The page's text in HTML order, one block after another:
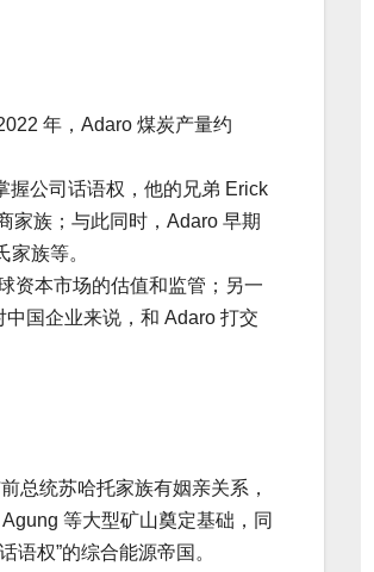
年，Adaro 煤炭产量约
握公司话语权，他的兄弟 Erick
家族；与此同时，Adaro 早期
族等。
资本市场的估值和监管；另一
国企业来说，和 Adaro 打交
总统苏哈托家族有姻亲关系，
等大型矿山奠定基础，同
权”的综合能源帝国。